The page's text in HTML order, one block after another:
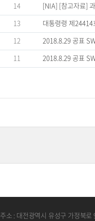
14
[NIA] [참고자료]
13
대통령령 제
12
2018.8.29 공표
11
2018.8.29 공표
주소 : 대전광역시 유성구 가정북